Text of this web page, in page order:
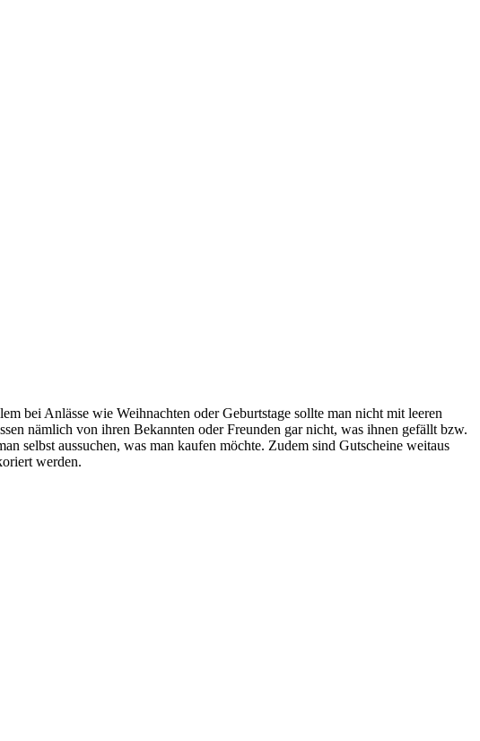
bei Anlässe wie Weihnachten oder Geburtstage sollte man nicht mit leeren
nämlich von ihren Bekannten oder Freunden gar nicht, was ihnen gefällt bzw.
selbst aussuchen, was man kaufen möchte. Zudem sind Gutscheine weitaus
werden.